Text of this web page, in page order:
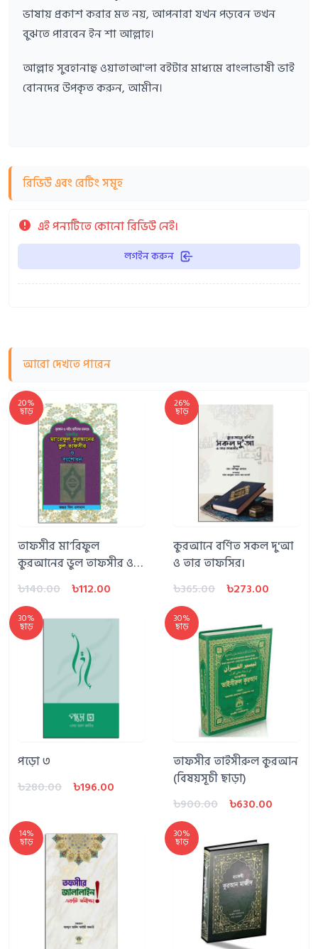
ভাষায় প্রকাশ করার মত নয়, আপনারা যখন পড়বেন তখন
বুঝতে পারবেন ইন শা আল্লাহ।
আল্লাহ সুবহানাহু ওয়াতাআ'লা বইটার মাধ্যমে বাংলাভাষী ভাই
বোনদের উপকৃত করুন, আমীন।
রিভিউ এবং রেটিং সমূহ
এই পন্যটিতে কোনো রিভিউ নেই।
লগইন করুন
আরো দেখতে পারেন
20%
ছাড়
তাফসীর মা’রিফুল
কুরআনের ভুল তাফসীর ও
সংশোধন
৳140.00 ৳112.00
26%
ছাড়
কুরআনে বর্ণিত সকল দু'আ
ও তার তাফসির।
৳365.00
৳273.00
30%
ছাড়
পড়ো ৩
৳280.00
৳196.00
30%
ছাড়
তাফসীর তাইসীরুল কুরআন
(বিষয়সূচী ছাড়া)
৳900.00
৳630.00
14%
ছাড়
30%
ছাড়